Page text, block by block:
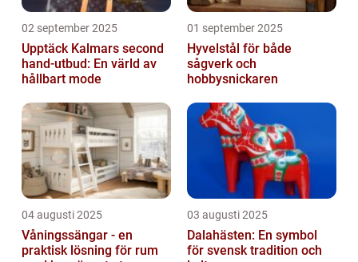
02 september 2025
Upptäck Kalmars second
hand-utbud: En värld av
hållbart mode
01 september 2025
Hyvelstål för både
sågverk och
hobbysnickaren
04 augusti 2025
Våningssängar - en
praktisk lösning för rum
03 augusti 2025
Dalahästen: En symbol
för svensk tradition och